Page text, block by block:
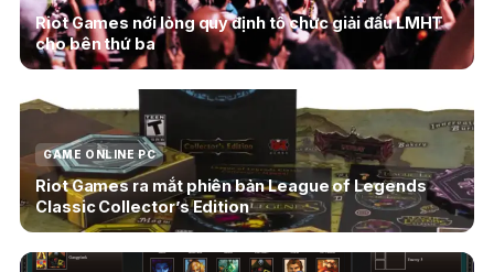
Riot Games nới lỏng quy định tổ chức giải đấu LMHT
cho bên thứ ba
GAME ONLINE PC
Riot Games ra mắt phiên bản League of Legends
Classic Collector’s Edition